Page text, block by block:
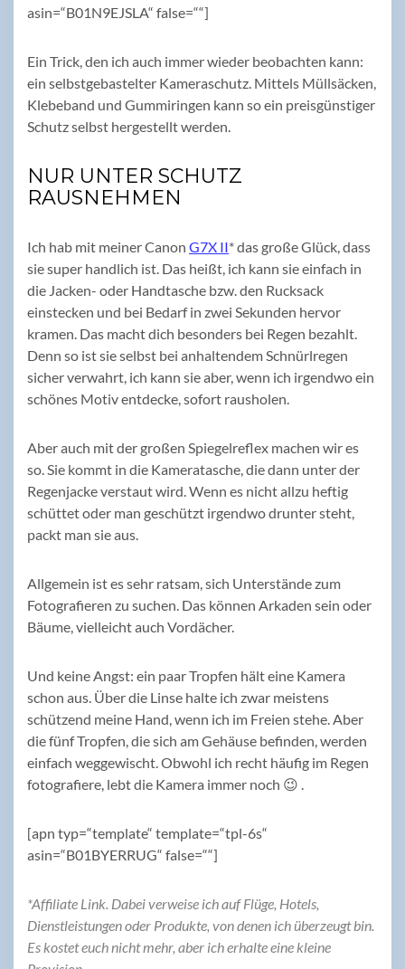
asin=“B01N9EJSLA“ false=““]
Ein Trick, den ich auch immer wieder beobachten kann:
ein selbstgebastelter Kameraschutz. Mittels Müllsäcken,
Klebeband und Gummiringen kann so ein preisgünstiger
Schutz selbst hergestellt werden.
NUR UNTER SCHUTZ
RAUSNEHMEN
Ich hab mit meiner Canon G7X II* das große Glück, dass
sie super handlich ist. Das heißt, ich kann sie einfach in
die Jacken- oder Handtasche bzw. den Rucksack
einstecken und bei Bedarf in zwei Sekunden hervor
kramen. Das macht dich besonders bei Regen bezahlt.
Denn so ist sie selbst bei anhaltendem Schnürlregen
sicher verwahrt, ich kann sie aber, wenn ich irgendwo ein
schönes Motiv entdecke, sofort rausholen.
Aber auch mit der großen Spiegelreflex machen wir es
so. Sie kommt in die Kameratasche, die dann unter der
Regenjacke verstaut wird. Wenn es nicht allzu heftig
schüttet oder man geschützt irgendwo drunter steht,
packt man sie aus.
Allgemein ist es sehr ratsam, sich Unterstände zum
Fotografieren zu suchen. Das können Arkaden sein oder
Bäume, vielleicht auch Vordächer.
Und keine Angst: ein paar Tropfen hält eine Kamera
schon aus. Über die Linse halte ich zwar meistens
schützend meine Hand, wenn ich im Freien stehe. Aber
die fünf Tropfen, die sich am Gehäuse befinden, werden
einfach weggewischt. Obwohl ich recht häufig im Regen
fotografiere, lebt die Kamera immer noch 😉 .
[apn typ=“template“ template=“tpl-6s“
asin=“B01BYERRUG“ false=““]
*Affiliate Link. Dabei verweise ich auf Flüge, Hotels,
Dienstleistungen oder Produkte, von denen ich überzeugt bin.
Es kostet euch nicht mehr, aber ich erhalte eine kleine